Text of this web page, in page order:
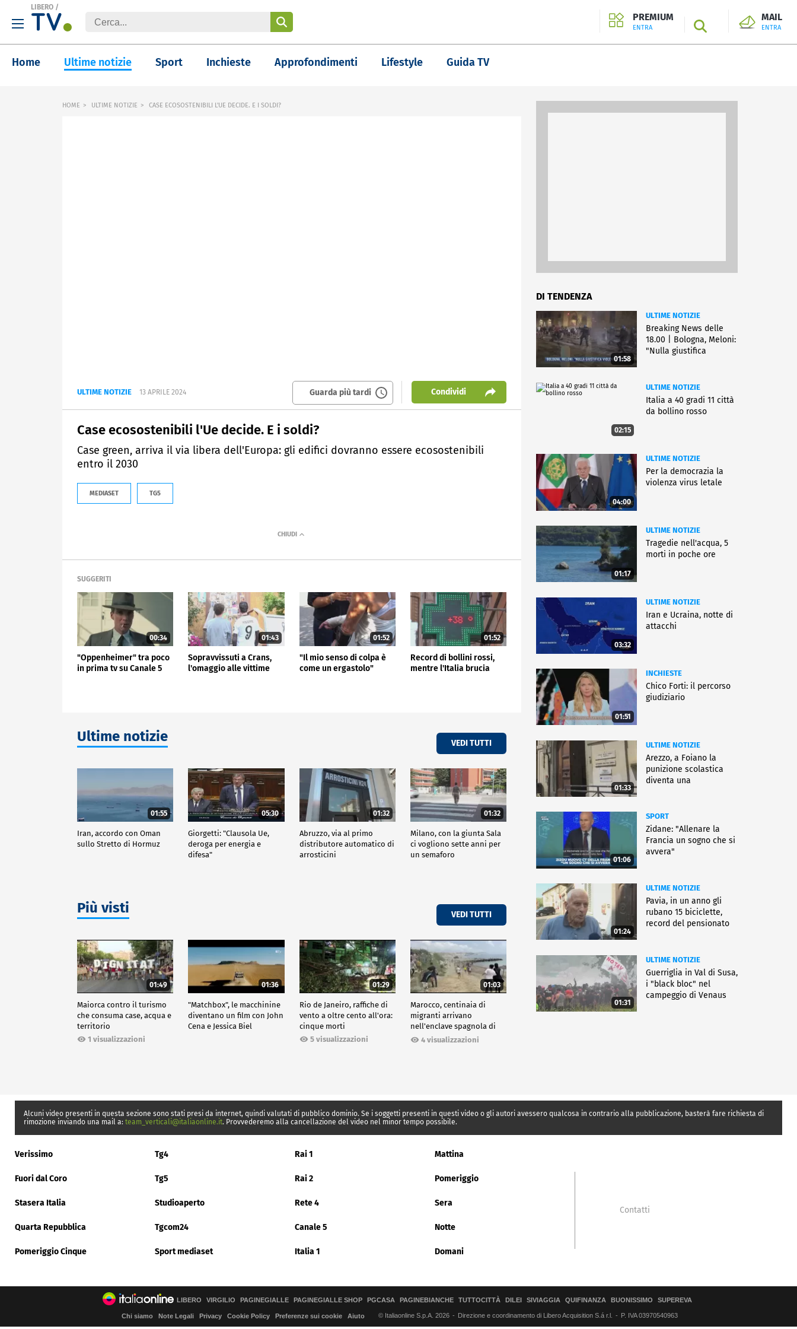
LIBERO /
PREMIUM
ENTRA SEARCH
MAIL
ENTRA
Home Ultime notizie Sport Inchieste Approfondimenti Lifestyle Guida TV
HOME ULTIME NOTIZIE CASE ECOSOSTENIBILI L'UE DECIDE. E I SOLDI?
ULTIME NOTIZIE 13 APRILE 2024 Guarda più tardi Condividi
Case ecosostenibili l'Ue decide. E i soldi?
Case green, arriva il via libera dell'Europa: gli edifici dovranno essere ecosostenibili
entro il 2030
MEDIASET TG5
SUGGERITI
00:34
"Oppenheimer" tra poco
in prima tv su Canale 5
01:43
Sopravvissuti a Crans,
l'omaggio alle vittime
01:52
"Il mio senso di colpa è
come un ergastolo"
01:52
Record di bollini rossi,
mentre l'Italia brucia
Ultime notizie VEDI TUTTI
01:55
Iran, accordo con Oman
sullo Stretto di Hormuz
05:30
Giorgetti: "Clausola Ue,
deroga per energia e
difesa"
01:32
Abruzzo, via al primo
distributore automatico di
arrosticini
01:32
Milano, con la giunta Sala
ci vogliono sette anni per
un semaforo
Più visti VEDI TUTTI
01:49
Maiorca contro il turismo
che consuma case, acqua e
territorio
1 visualizzazioni
01:36
"Matchbox", le macchinine
diventano un film con John
Cena e Jessica Biel
01:29
Rio de Janeiro, raffiche di
vento a oltre cento all'ora:
cinque morti
5 visualizzazioni
01:03
Marocco, centinaia di
migranti arrivano
nell'enclave spagnola di
Ceuta4 visualizzazioni
DI TENDENZA
01:58
ULTIME NOTIZIE
Breaking News delle
18.00 | Bologna, Meloni:
"Nulla giustifica
02:15
ULTIME NOTIZIE
Italia a 40 gradi 11 città
da bollino rosso
04:00
ULTIME NOTIZIE
Per la democrazia la
violenza virus letale
01:17
ULTIME NOTIZIE
Tragedie nell'acqua, 5
morti in poche ore
03:32
ULTIME NOTIZIE
Iran e Ucraina, notte di
attacchi
01:51
INCHIESTE
Chico Forti: il percorso
giudiziario
01:33
ULTIME NOTIZIE
Arezzo, a Foiano la
punizione scolastica
diventa una
01:06
SPORT
Zidane: "Allenare la
Francia un sogno che si
avvera"
01:24
ULTIME NOTIZIE
Pavia, in un anno gli
rubano 15 biciclette,
record del pensionato
01:31
ULTIME NOTIZIE
Guerriglia in Val di Susa,
i "black bloc" nel
campeggio di Venaus
Alcuni video presenti in questa sezione sono stati presi da internet, quindi valutati di pubblico dominio. Se i soggetti presenti in questi video o gli autori avessero qualcosa in contrario alla pubblicazione, basterà fare richiesta di
rimozione inviando una mail a: team_verticali@italiaonline.it. Provvederemo alla cancellazione del video nel minor tempo possibile.
Verissimo Tg4 Rai 1 Mattina
Fuori dal Coro Tg5 Rai 2 Pomeriggio
Stasera Italia Studioaperto Rete 4 Sera
Quarta Repubblica Tgcom24 Canale 5 Notte
Pomeriggio Cinque Sport mediaset Italia 1 Domani
Contatti
LIBERO VIRGILIO PAGINEGIALLE PAGINEGIALLE SHOP PGCASA PAGINEBIANCHE TUTTOCITTÀ DILEI SIVIAGGIA QUIFINANZA BUONISSIMO SUPEREVA
Chi siamo Note Legali Privacy Cookie Policy Preferenze sui cookie Aiuto © Italiaonline S.p.A. 2026 Direzione e coordinamento di Libero Acquisition S.á r.l. P. IVA 03970540963